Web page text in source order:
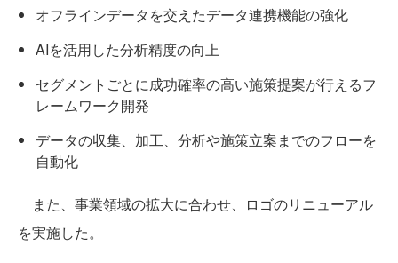
オフラインデータを交えたデータ連携機能の強化
AIを活用した分析精度の向上
セグメントごとに成功確率の高い施策提案が行えるフ
レームワーク開発
データの収集、加工、分析や施策立案までのフローを
自動化
また、事業領域の拡大に合わせ、ロゴのリニューアル
を実施した。